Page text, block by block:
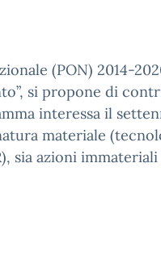
(PON) 2014-
si propone di
interessa il
materiale
sia azioni